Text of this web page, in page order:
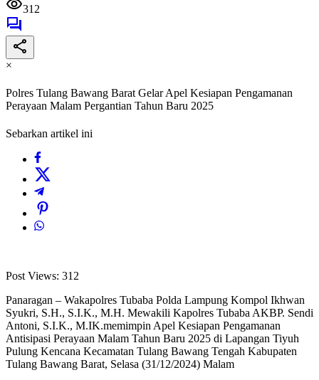
312
×
Polres Tulang Bawang Barat Gelar Apel Kesiapan Pengamanan
Perayaan Malam Pergantian Tahun Baru 2025
Sebarkan artikel ini
Post Views: 312
Panaragan – Wakapolres Tubaba Polda Lampung Kompol Ikhwan
Syukri, S.H., S.I.K., M.H. Mewakili Kapolres Tubaba AKBP. Sendi
Antoni, S.I.K., M.IK.memimpin Apel Kesiapan Pengamanan
Antisipasi Perayaan Malam Tahun Baru 2025 di Lapangan Tiyuh
Pulung Kencana Kecamatan Tulang Bawang Tengah Kabupaten
Tulang Bawang Barat, Selasa (31/12/2024) Malam